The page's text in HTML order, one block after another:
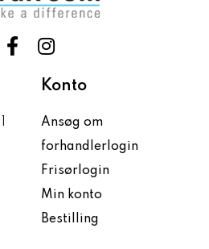
Konto
Ansøg om
forhandlerlogin
Frisørlogin
Min konto
Bestilling